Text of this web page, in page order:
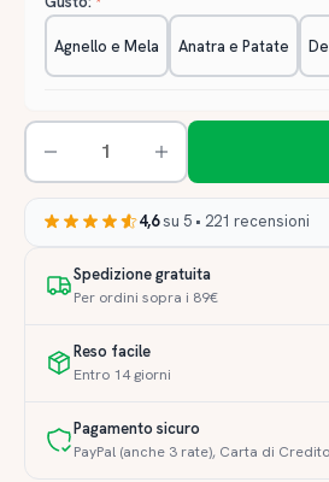
Agnello e Mela Anatra e Patate
4,6su 5 • 221 recensioni
Spedizione gratuita
Per ordini sopra i 89€
Reso facile
Entro 14 giorni
Pagamento sicuro
PayPal (anche 3 rate), Carta di